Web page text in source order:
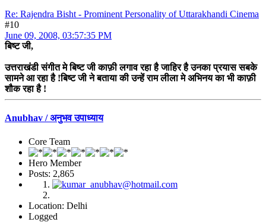
Re: Rajendra Bisht - Prominent Personality of Uttarakhandi Cinema
#10
June 09, 2008, 03:57:35 PM
बिष्ट जी,
उत्तराखंडी संगीत मे बिष्ट जी काफ़ी लगाव रहा है जाहिर है उनका प्रयास सबके
सामने आ रहा है !बिष्ट जी ने बताया की उन्हें राम लीला मे अभिनय का भी काफ़ी
शौक रहा है !
Anubhav / अनुभव उपाध्याय
Core Team
Hero Member
Posts: 2,865
Location: Delhi
Logged